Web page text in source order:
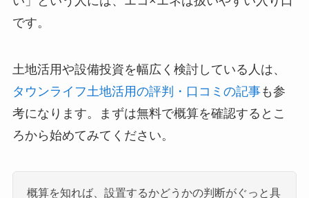
です。
土地活用や設備投資を幅広く検討している人は、
タウンライフ土地活用の評判・口コミの記事も参
考になります。まずは無料で概算を確認するとこ
ろから始めてみてください。
概算を知れば、設置するかどうかの判断がぐっと具